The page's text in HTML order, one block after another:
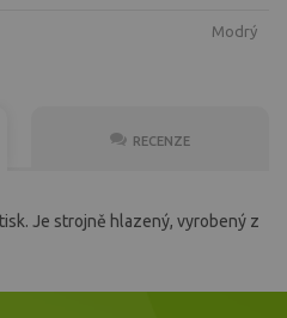
modrý
RECENZE
Je strojně hlazený, vyrobený z